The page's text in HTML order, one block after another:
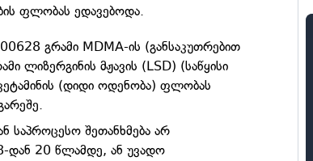
ფლობას ედავებოდა.
გრამი MDMA-ის (განსაკუთრებით
ლიზერგინის მჟავის (LSD) (საწყისი
(დიდი ოდენობა) ფლობას
საპროცესო შეთანხმება არ
დან 20 წლამდე, ან უვადო